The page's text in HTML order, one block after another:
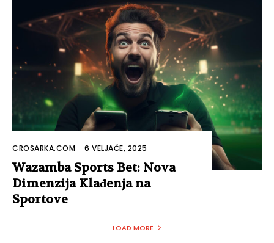
CROSARKA.COM -6 VELJAČE, 2025
Wazamba Sports Bet: Nova
Dimenzija Klađenja na
Sportove
LOAD MORE